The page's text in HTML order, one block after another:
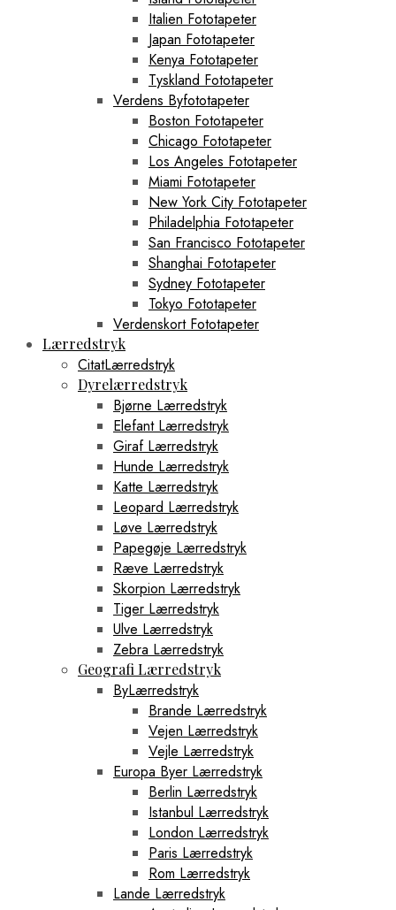
Italien Fototapeter
Japan Fototapeter
Kenya Fototapeter
Tyskland Fototapeter
Verdens Byfototapeter
Boston Fototapeter
Chicago Fototapeter
Los Angeles Fototapeter
Miami Fototapeter
New York City Fototapeter
Philadelphia Fototapeter
San Francisco Fototapeter
Shanghai Fototapeter
Sydney Fototapeter
Tokyo Fototapeter
Verdenskort Fototapeter
Lærredstryk
CitatLærredstryk
Dyrelærredstryk
Bjørne Lærredstryk
Elefant Lærredstryk
Giraf Lærredstryk
Hunde Lærredstryk
Katte Lærredstryk
Leopard Lærredstryk
Løve Lærredstryk
Papegøje Lærredstryk
Ræve Lærredstryk
Skorpion Lærredstryk
Tiger Lærredstryk
Ulve Lærredstryk
Zebra Lærredstryk
Geografi Lærredstryk
ByLærredstryk
Brande Lærredstryk
Vejen Lærredstryk
Vejle Lærredstryk
Europa Byer Lærredstryk
Berlin Lærredstryk
Istanbul Lærredstryk
London Lærredstryk
Paris Lærredstryk
Rom Lærredstryk
Lande Lærredstryk